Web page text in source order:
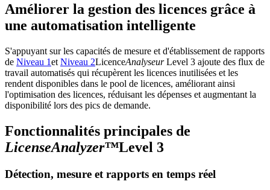
Améliorer la gestion des licences grâce à
une automatisation intelligente
S'appuyant sur les capacités de mesure et d'établissement de rapports
de Niveau 1et Niveau 2LicenceAnalyseurLevel 3 ajoute des flux de
travail automatisés qui récupèrent les licences inutilisées et les
rendent disponibles dans le pool de licences, améliorant ainsi
l'optimisation des licences, réduisant les dépenses et augmentant la
disponibilité lors des pics de demande.
Fonctionnalités principales de
LicenseAnalyzer™Level 3
Détection, mesure et rapports en temps réel